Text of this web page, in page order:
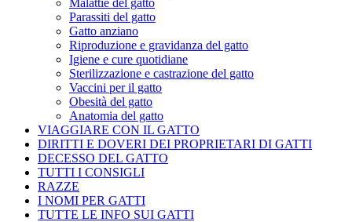
Malattie del gatto
Parassiti del gatto
Gatto anziano
Riproduzione e gravidanza del gatto
Igiene e cure quotidiane
Sterilizzazione e castrazione del gatto
Vaccini per il gatto
Obesità del gatto
Anatomia del gatto
VIAGGIARE CON IL GATTO
DIRITTI E DOVERI DEI PROPRIETARI DI GATTI
DECESSO DEL GATTO
TUTTI I CONSIGLI
RAZZE
I NOMI PER GATTI
TUTTE LE INFO SUI GATTI